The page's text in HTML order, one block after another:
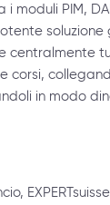
i moduli PIM,
soluzione
centralmente
corsi,
in modo